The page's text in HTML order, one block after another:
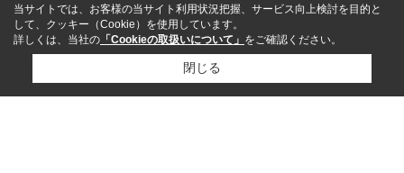
当サイトでは、お客様の当サイト利用状況把握、サービス向上検討を目的と
して、クッキー（Cookie）を使用しています。
詳しくは、当社の 「Cookieの取扱いについて」 をご確認ください。
閉じる